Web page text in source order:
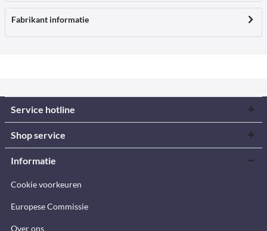
Fabrikant informatie
Service hotline
Shop service
Informatie
Cookie voorkeuren
Europese Commissie
Over ons